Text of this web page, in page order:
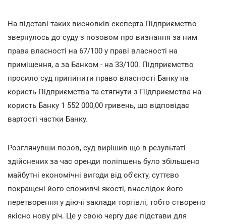
На підставі таких висновків експерта Підприємство
звернулось до суду з позовом про визнання за ним
права власності на 67/100 у праві власності на
приміщення, а за Банком - на 33/100. Підприємство
просило суд припинити право власності Банку на
користь Підприємства та стягнути з Підприємства на
користь Банку 1 552 000,00 гривень, що відповідає
вартості частки Банку.
Розглянувши позов, суд вирішив що в результаті
здійснених за час оренди поліпшень було збільшено
майбутні економічні вигоди від об'єкту, суттєво
покращені його споживчі якості, внаслідок його
перетворення у діючі заклади торгівлі, тобто створено
якісно нову річ. Це у свою чергу дає підстави для